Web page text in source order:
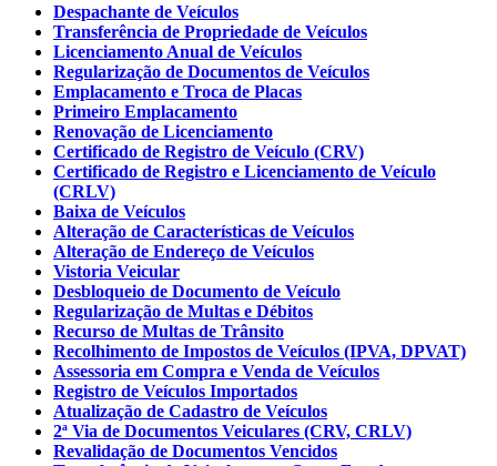
Despachante de Veículos
Transferência de Propriedade de Veículos
Licenciamento Anual de Veículos
Regularização de Documentos de Veículos
Emplacamento e Troca de Placas
Primeiro Emplacamento
Renovação de Licenciamento
Certificado de Registro de Veículo (CRV)
Certificado de Registro e Licenciamento de Veículo
(CRLV)
Baixa de Veículos
Alteração de Características de Veículos
Alteração de Endereço de Veículos
Vistoria Veicular
Desbloqueio de Documento de Veículo
Regularização de Multas e Débitos
Recurso de Multas de Trânsito
Recolhimento de Impostos de Veículos (IPVA, DPVAT)
Assessoria em Compra e Venda de Veículos
Registro de Veículos Importados
Atualização de Cadastro de Veículos
2ª Via de Documentos Veiculares (CRV, CRLV)
Revalidação de Documentos Vencidos